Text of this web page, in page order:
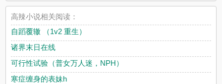
高辣小说相关阅读：
自蹈覆辙 （1v2 重生）
诸界末日在线
可行性试验（普女万人迷，NPH）
寒症缠身的表妹h